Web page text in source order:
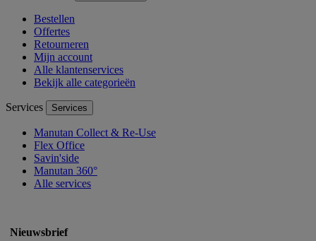
Bestellen
Offertes
Retourneren
Mijn account
Alle klantenservices
Bekijk alle categorieën
Services Services
Manutan Collect & Re-Use
Flex Office
Savin'side
Manutan 360°
Alle services
Nieuwsbrief